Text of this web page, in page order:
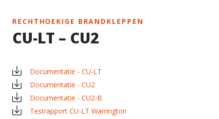
RECHTHOEKIGE BRANDKLEPPEN
CU-LT – CU2
Documentatie - CU-LT
Documentatie - CU2
Documentatie - CU2-B
Testrapport CU-LT Warrington